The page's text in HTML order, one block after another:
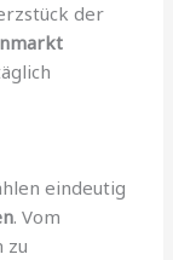
der
eindeutig
. Vom
zu